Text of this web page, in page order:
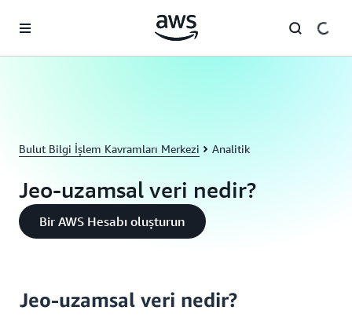
Bulut Bilgi İşlem Kavramları Merkezi Analitik
Jeo-uzamsal veri nedir?
Bir AWS Hesabı oluşturun
Jeo-uzamsal veri nedir?